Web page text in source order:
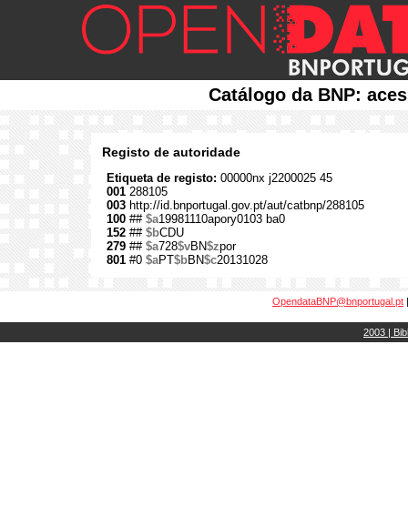
Catálogo da BNP:
Registo de autoridade
Etiqueta de registo: 00000nx j2200025 45
001 288105
003 http://id.bnportugal.gov.pt/aut/catbnp/288105
100 ## $a19981110apory0103 ba0
152 ## $bCDU
279 ## $a728$vBN$zpor
801 #0 $aPT$bBN$c20131028
OpendataBNP@bnportugal.pt
2003 |